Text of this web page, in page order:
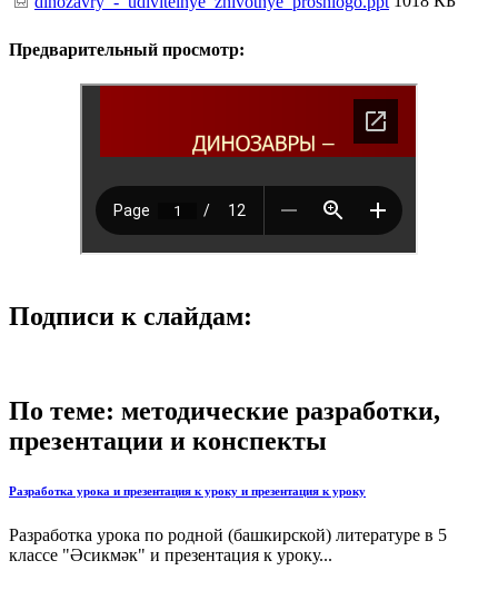
Предварительный просмотр:
Подписи к слайдам:
По теме: методические разработки,
презентации и конспекты
Разработка урока и презентация к уроку и презентация к уроку
Разработка урока по родной (башкирской) литературе в 5
классе "Әсикмәк" и презентация к уроку...